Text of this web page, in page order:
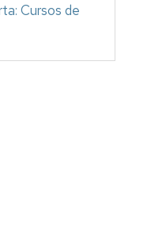
Cursos de